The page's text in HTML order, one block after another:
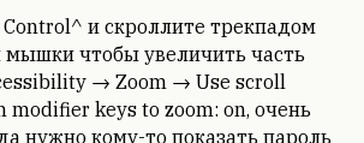
и скроллите трекпадом
мышки чтобы увеличить часть
→ Zoom → Use scroll
modifier keys to zoom: on, очень
нужно кому-то показать пароль